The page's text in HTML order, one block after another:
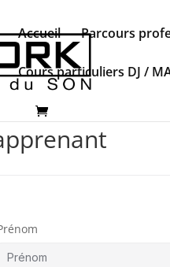
Accueil Parcours
Cours particuliers DJ /